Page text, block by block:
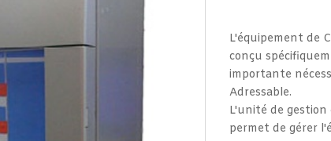
L'équipement de
conçu
importante
Adressable.
L'unité de gestion
permet de gérer